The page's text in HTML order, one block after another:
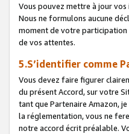
Vous pouvez mettre à jour
Nous ne formulons aucune
moment de votre participation
de vos attentes.
5.S’identifier comme
Vous devez faire figurer
du présent Accord, sur votre
tant que Partenaire Amazon,
la réglementation, vous ne
notre accord écrit préalable.